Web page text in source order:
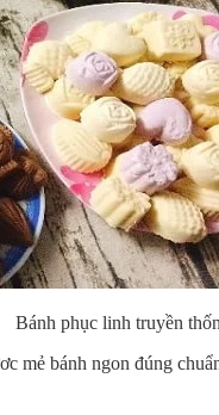
Bánh phục linh truyền
mẻ bánh ngon đúng